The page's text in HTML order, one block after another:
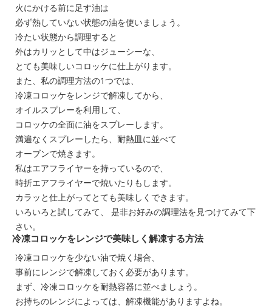
火にかける前に足す油は
必ず熱していない状態の油を使いましょう。
冷たい状態から調理すると
外はカリッとして中はジューシーな、
とても美味しいコロッケに仕上がります。
また、私の調理方法の1つでは、
冷凍コロッケをレンジで解凍してから、
オイルスプレーを利用して、
コロッケの全面に油をスプレーします。
満遍なくスプレーしたら、耐熱皿に並べて
オーブンで焼きます。
私はエアフライヤーを持っているので、
時折エアフライヤーで焼いたりもします。
カラッと仕上がってとても美味しくできます。
いろいろと試してみて、 是非お好みの調理法を見つけてみて下
さい。
冷凍コロッケをレンジで美味しく解凍する方法
冷凍コロッケを少ない油で焼く場合、
事前にレンジで解凍しておく必要があります。
まず、冷凍コロッケを耐熱容器に並べましょう。
お持ちのレンジによっては、解凍機能がありますよね。